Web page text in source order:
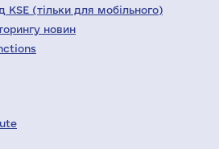
KSE (тільки для мобільного)
новин